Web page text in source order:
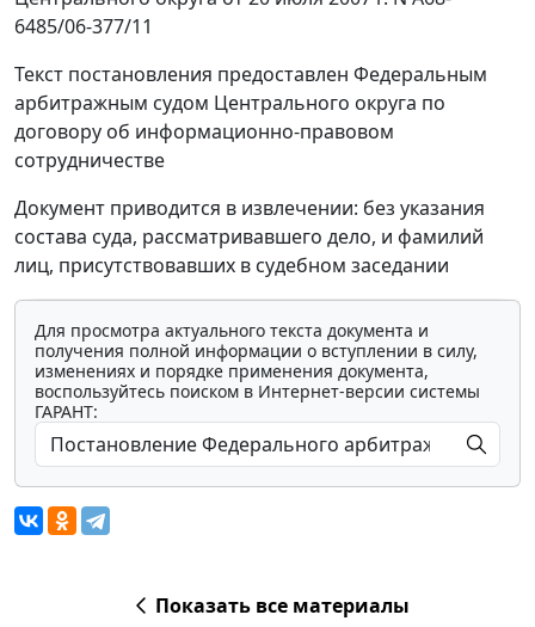
6485/06-377/11
Текст постановления предоставлен Федеральным
арбитражным судом Центрального округа по
договору об информационно-правовом
сотрудничестве
Документ приводится в извлечении: без указания
состава суда, рассматривавшего дело, и фамилий
лиц, присутствовавших в судебном заседании
Для просмотра актуального текста документа и
получения полной информации о вступлении в силу,
изменениях и порядке применения документа,
воспользуйтесь поиском в Интернет-версии системы
ГАРАНТ:
Показать все материалы